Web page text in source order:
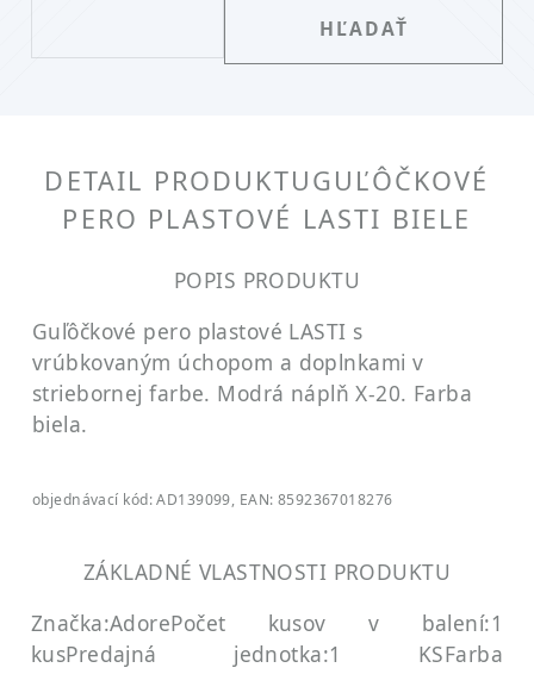
DETAIL PRODUKTUGUĽÔČKOVÉ
PERO PLASTOVÉ LASTI BIELE
POPIS PRODUKTU
Guľôčkové pero plastové LASTI s
vrúbkovaným úchopom a doplnkami v
striebornej farbe. Modrá náplň X-20. Farba
biela.
objednávací kód: AD139099, EAN: 8592367018276
ZÁKLADNÉ VLASTNOSTI PRODUKTU
Značka:AdorePočet kusov v balení:1
kusPredajná jednotka:1 KSFarba